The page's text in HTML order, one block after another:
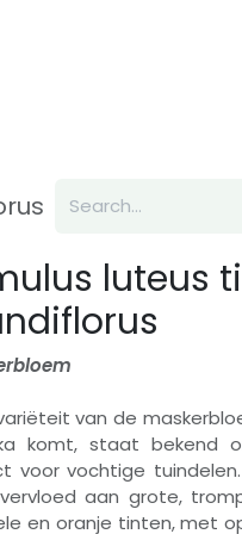
luteus
van de
komt, staat bekend
voor vochtige
aan grote,
en oranje tinten, met